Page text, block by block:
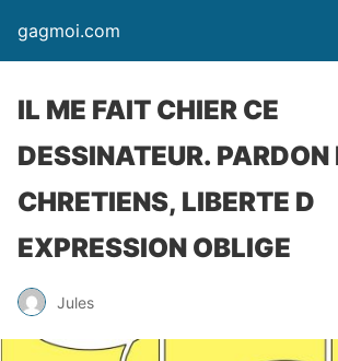
gagmoi.com
IL ME FAIT CHIER CE
DESSINATEUR.
CHRETIENS, LIBERTE D
EXPRESSION OBLIGE
Jules